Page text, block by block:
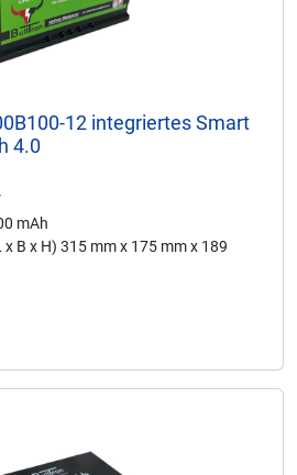
12 integriertes Smart
4.0
mAh
x B x H) 315 mm x 175 mm x 189